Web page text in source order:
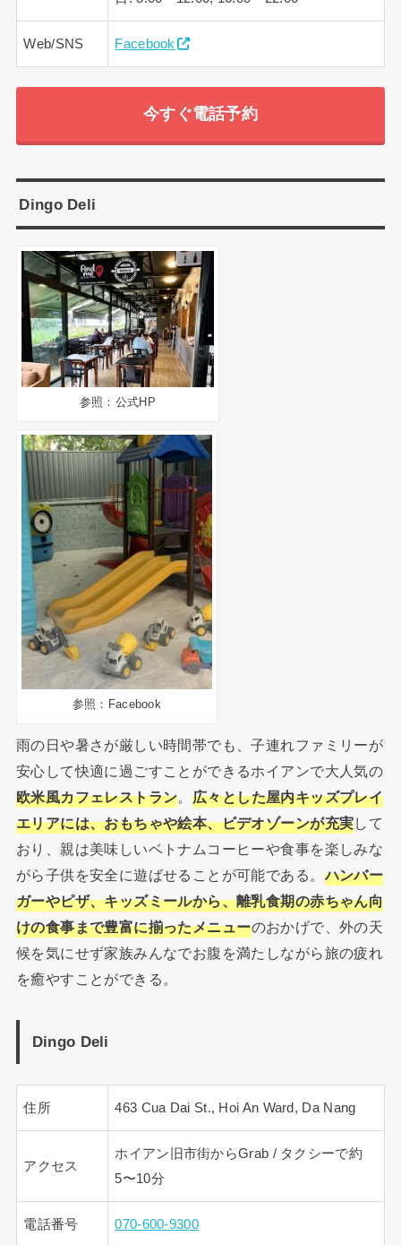
Web/SNS Facebook
今すぐ電話予約
Dingo Deli
参照：公式HP
参照：Facebook
雨の日や暑さが厳しい時間帯でも、子連れファミリーが
安心して快適に過ごすことができるホイアンで大人気の
欧米風カフェレストラン。 広々とした屋内キッズプレイ
エリアには、おもちゃや絵本、ビデオゾーンが充実して
おり、親は美味しいベトナムコーヒーや食事を楽しみな
がら子供を安全に遊ばせることが可能である。ハンバー
ガーやピザ、キッズミールから、離乳食期の赤ちゃん向
けの食事まで豊富に揃ったメニューのおかげで、外の天
候を気にせず家族みんなでお腹を満たしながら旅の疲れ
を癒やすことができる。
Dingo Deli
住所 463 Cua Dai St., Hoi An Ward, Da Nang
アクセス
ホイアン旧市街からGrab / タクシーで約
5〜10分
電話番号 070-600-9300